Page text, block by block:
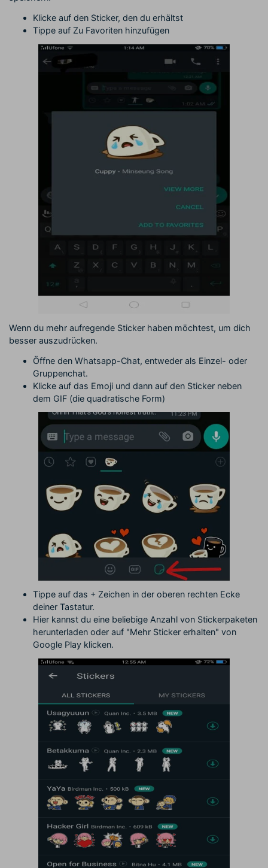
Klicke auf den Sticker, den du erhältst
Tippe auf Zu Favoriten hinzufügen
Wenn du mehr aufregende Sticker haben möchtest, um dich
besser auszudrücken.
Öffne den Whatsapp-Chat, entweder als Einzel- oder
Gruppenchat.
Klicke auf das Emoji und dann auf den Sticker neben
dem GIF (die quadratische Form)
Tippe auf das + Zeichen in der oberen rechten Ecke
deiner Tastatur.
Hier kannst du eine beliebige Anzahl von Stickerpaketen
herunterladen oder auf "Mehr Sticker erhalten" von
Google Play klicken.